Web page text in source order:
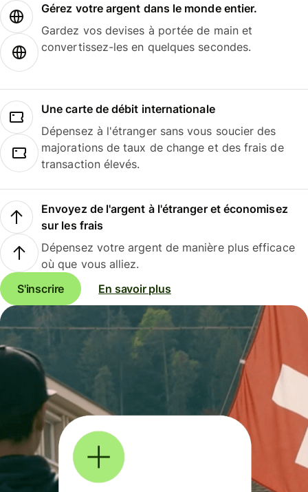
Gérez votre argent dans le monde entier.
Gardez vos devises à portée de main et
convertissez-les en quelques secondes.
Une carte de débit internationale
Dépensez à l'étranger sans vous soucier des
majorations de taux de change et des frais de
transaction élevés.
Envoyez de l'argent à l'étranger et économisez
sur les frais
Dépensez votre argent de manière plus efficace
où que vous alliez.
S'inscrire
En savoir plus